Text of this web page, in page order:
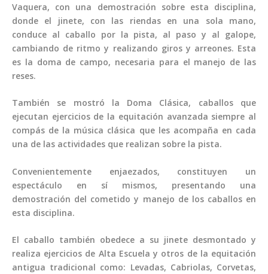
Vaquera, con una demostración sobre esta disciplina,
donde el jinete, con las riendas en una sola mano,
conduce al caballo por la pista, al paso y al galope,
cambiando de ritmo y realizando giros y arreones. Esta
es la doma de campo, necesaria para el manejo de las
reses.
También se mostró la Doma Clásica, caballos que
ejecutan ejercicios de la equitación avanzada siempre al
compás de la música clásica que les acompaña en cada
una de las actividades que realizan sobre la pista.
Convenientemente enjaezados, constituyen un
espectáculo en sí mismos, presentando una
demostración del cometido y manejo de los caballos en
esta disciplina.
El caballo también obedece a su jinete desmontado y
realiza ejercicios de Alta Escuela y otros de la equitación
antigua tradicional como: Levadas, Cabriolas, Corvetas,